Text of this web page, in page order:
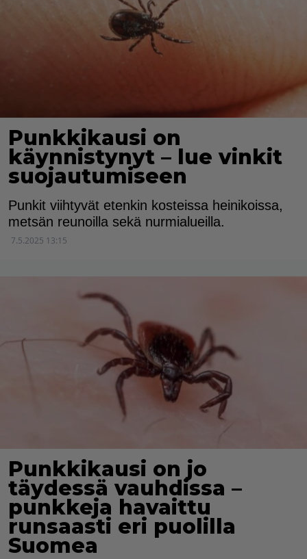
Punkkikausi on
käynnistynyt – lue vinkit
suojautumiseen
Punkit viihtyvät etenkin kosteissa heinikoissa,
metsän reunoilla sekä nurmialueilla.
7.5.2025 13:15
Punkkikausi on jo
täydessä vauhdissa –
punkkeja havaittu
runsaasti eri puolilla
Suomea